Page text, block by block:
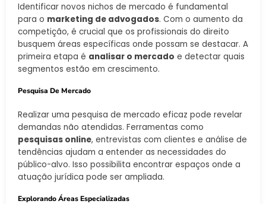
Identificar novos nichos de mercado é fundamental
para o marketing de advogados. Com o aumento da
competição, é crucial que os profissionais do direito
busquem áreas específicas onde possam se destacar. A
primeira etapa é analisar o mercado e detectar quais
segmentos estão em crescimento.
Pesquisa De Mercado
Realizar uma pesquisa de mercado eficaz pode revelar
demandas não atendidas. Ferramentas como
pesquisas online, entrevistas com clientes e análise de
tendências ajudam a entender as necessidades do
público-alvo. Isso possibilita encontrar espaços onde a
atuação jurídica pode ser ampliada.
Explorando Áreas Especializadas